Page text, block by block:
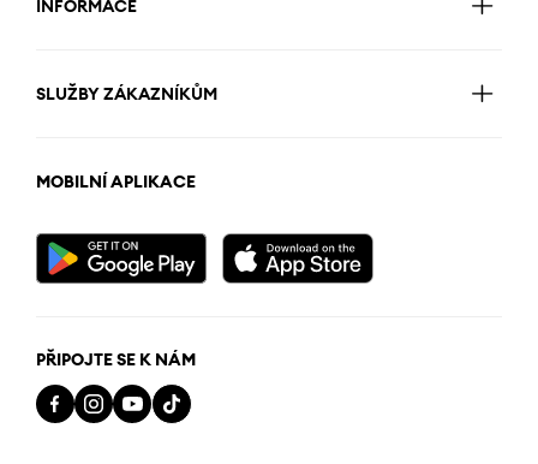
INFORMACE
SLUŽBY ZÁKAZNÍKŮM
MOBILNÍ APLIKACE
PŘIPOJTE SE K NÁM